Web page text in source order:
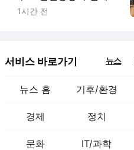
하락…다우 0.9%↓(종
1시간 전
서비스 바로가기 뉴스
뉴스 홈 기후/환경
경제 정치
문화 IT/과학